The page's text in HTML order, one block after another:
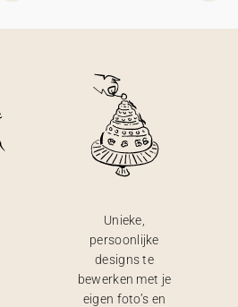
Unieke,
persoonlijke
designs te
bewerken met je
eigen foto’s en